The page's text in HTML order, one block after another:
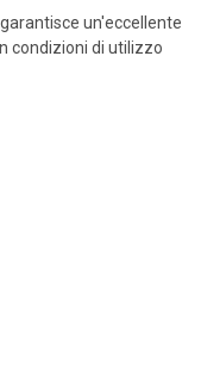
un'eccellente
condizioni di utilizzo